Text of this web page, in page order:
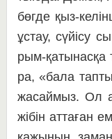
бөгде қыз-
ұс­тау, сүйісу
рым-қатынасқа
ра, «бала
жасаймыз. Ол
жібін аттаған